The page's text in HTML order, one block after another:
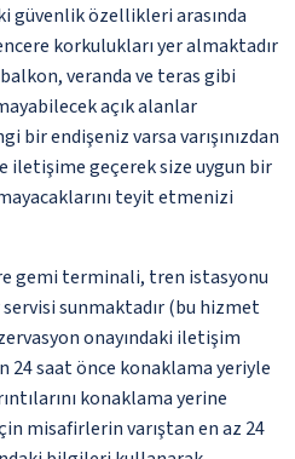
güvenlik özellikleri arasında
korkulukları yer almaktadır
veranda ve teras gibi
açık alanlar
bir endişeniz varsa varışınızdan
iletişime geçerek size uygun bir
teyit etmenizi
gemi terminali, tren istasyonu
sunmaktadır (bu hizmet
onayındaki iletişim
saat önce konaklama yeriyle
konaklama yerine
misafirlerin varıştan en az 24